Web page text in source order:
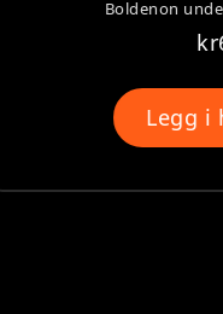
(Equipose)
handlekurv